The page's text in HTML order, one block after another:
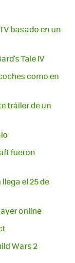
basado en un
Tale IV
como en
tráiler de un
fueron
el 25 de
online
Wars 2